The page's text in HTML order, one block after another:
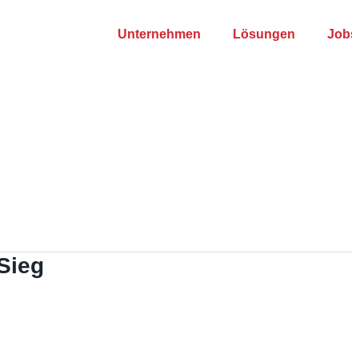
Unternehmen Lösungen